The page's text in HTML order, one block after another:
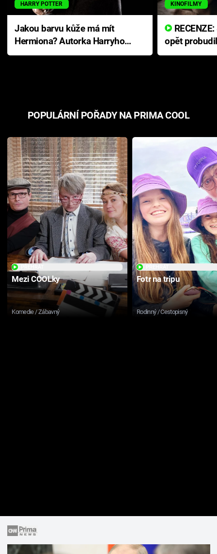
HARRY POTTER
Jakou barvu kůže má mít
Hermiona? Autorka Harryho
Pottera přišla s ráznou
KINOFILMY
opět
přichází s
POPULÁRNÍ POŘADY NA PRIMA COOL
Mezi COOLky
Komedie / Zábavný
Fotr na tripu
Rodinný / Cestopisný